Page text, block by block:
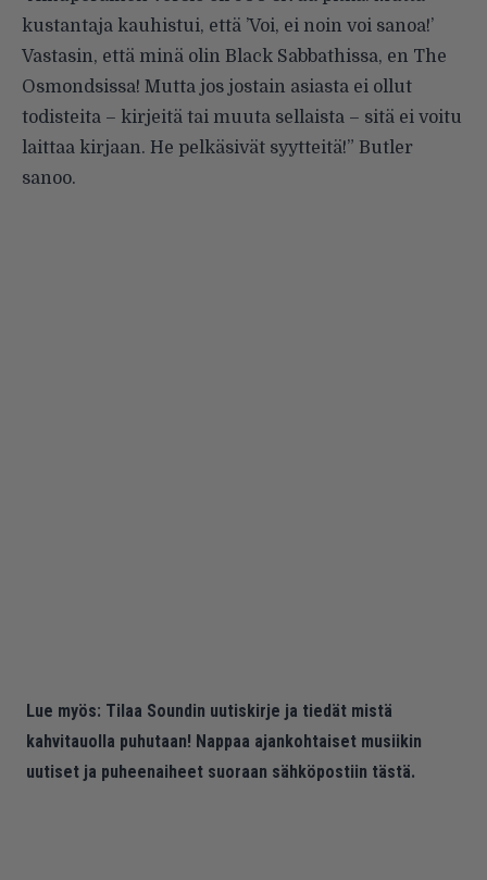
kustantaja kauhistui, että ’Voi, ei noin voi sanoa!’
Vastasin, että minä olin Black Sabbathissa, en The
Osmondsissa! Mutta jos jostain asiasta ei ollut
todisteita – kirjeitä tai muuta sellaista – sitä ei voitu
laittaa kirjaan. He pelkäsivät syytteitä!” Butler
sanoo.
Lue myös: Tilaa Soundin uutiskirje ja tiedät mistä
kahvitauolla puhutaan! Nappaa ajankohtaiset musiikin
uutiset ja puheenaiheet suoraan sähköpostiin tästä.